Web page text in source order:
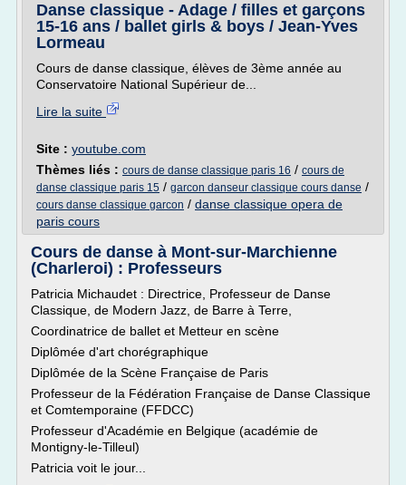
Danse classique - Adage / filles et garçons
15-16 ans / ballet girls & boys / Jean-Yves
Lormeau
Cours de danse classique, élèves de 3ème année au
Conservatoire National Supérieur de...
Lire la suite
Site : youtube.com
Thèmes liés : cours de danse classique paris 16 / cours de
danse classique paris 15 / garcon danseur classique cours danse /
cours danse classique garcon / danse classique opera de
paris cours
Cours de danse à Mont-sur-Marchienne
(Charleroi) : Professeurs
Patricia Michaudet : Directrice, Professeur de Danse
Classique, de Modern Jazz, de Barre à Terre,
Coordinatrice de ballet et Metteur en scène
Diplômée d'art chorégraphique
Diplômée de la Scène Française de Paris
Professeur de la Fédération Française de Danse Classique
et Comtemporaine (FFDCC)
Professeur d'Académie en Belgique (académie de
Montigny-le-Tilleul)
Patricia voit le jour...